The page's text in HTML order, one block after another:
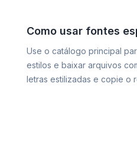
Como usar fontes
Use o catálogo principal
estilos e baixar arquivos
letras estilizadas e copie o